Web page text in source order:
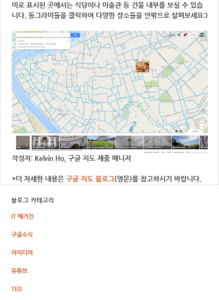
미로 표시된 곳에서는 식당이나 미술관 등 건물 내부를 보실 수 있습
니다. 동그라미들을 클릭하여 다양한 장소들을 안팎으로 살펴보세요:)
작성자: Kelvin Ho, 구글 지도 제품 매니저
*더 자세한 내용은 구글 지도 블로그(영문)를 참고하시기 바랍니다.
블로그 카테고리
IT 매거진
구글소식
아이디어
유튜브
TED